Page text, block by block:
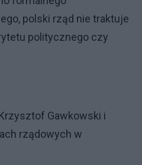
polski rząd nie traktuje
politycznego czy
Gawkowski i
rządowych w